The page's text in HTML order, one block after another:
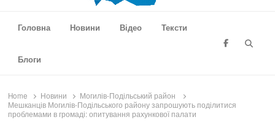
Головна
Новини Відео Тексти
Блоги
Home Новини
Могилів-Подільський район
Мешканців Могилів-Подільського району запрошують поділитися
проблемами в громаді: опитування рахункової палати